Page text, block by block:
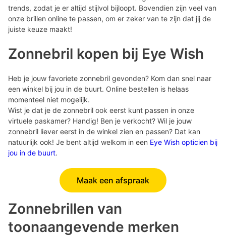
trends, zodat je er altijd stijlvol bijloopt. Bovendien zijn veel van
onze brillen online te passen, om er zeker van te zijn dat jij de
juiste keuze maakt!
Zonnebril kopen bij Eye Wish
Heb je jouw favoriete zonnebril gevonden? Kom dan snel naar
een winkel bij jou in de buurt. Online bestellen is helaas
momenteel niet mogelijk.
Wist je dat je de zonnebril ook eerst kunt passen in onze
virtuele paskamer? Handig! Ben je verkocht? Wil je jouw
zonnebril liever eerst in de winkel zien en passen? Dat kan
natuurlijk ook! Je bent altijd welkom in een Eye Wish opticien bij
jou in de buurt.
Maak een afspraak
Zonnebrillen van
toonaangevende merken